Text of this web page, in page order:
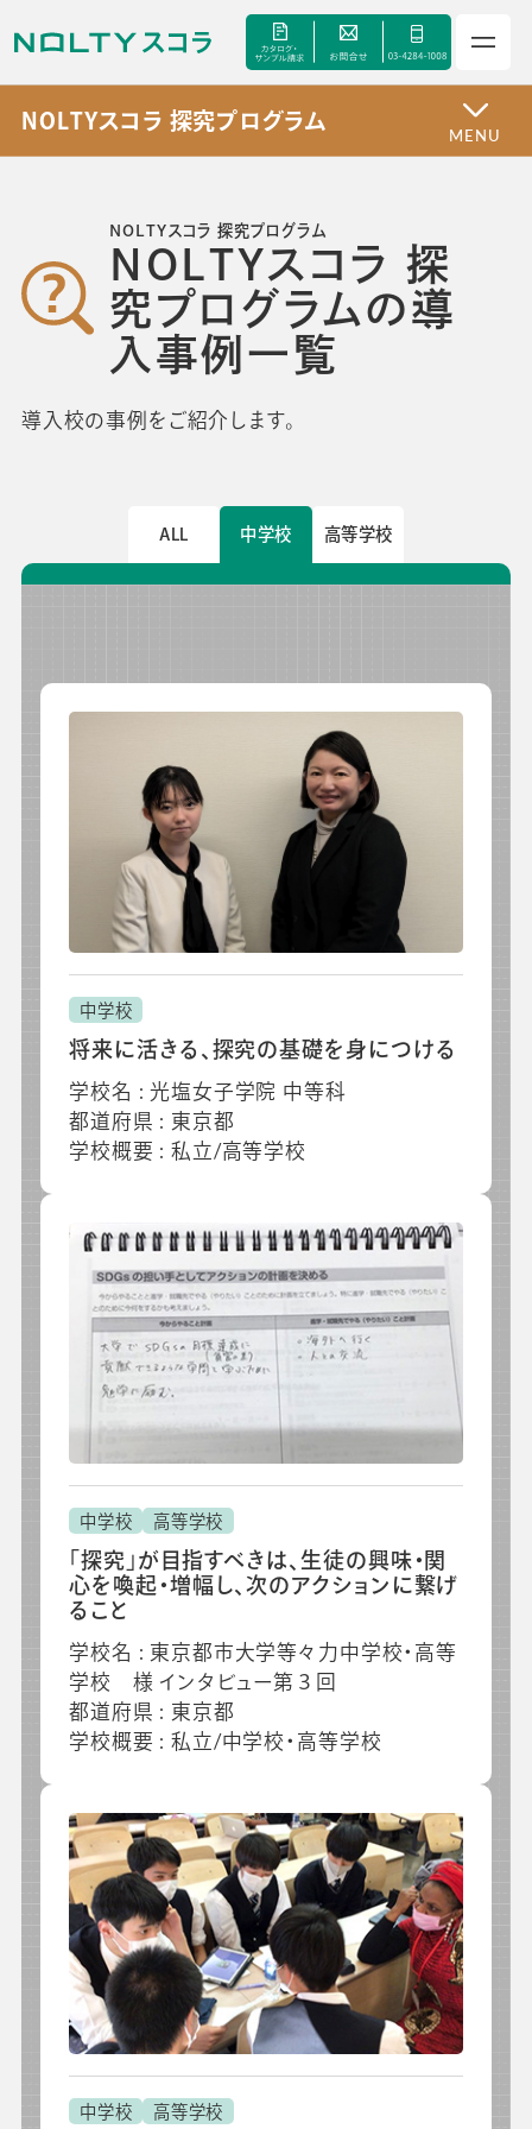
セミナー
手帳甲子園
校長・副校長インタビュー
SDGsの取組み
会社情報グループ会社プライバシーポリシー個人情報保護法利用規約
採用情報
ビジネスツール事業 企業情報
NOLTYスコラ 探究プログラム
MENU
NOLTYスコラ 探
究プログラムの導
入事例一覧
NOLTYスコラ 探究プログラム
導入校の事例をご紹介します。
ALL 中学校 高等学校
中学校
将来に活きる、探究の基礎を身につける
学校名 : 光塩女子学院 中等科
都道府県 : 東京都
学校概要 : 私立/高等学校
中学校 高等学校
「探究」が目指すべきは、生徒の興味・関
心を喚起・増幅し、次のアクションに繋げ
ること
学校名 : 東京都市大学等々力中学校・高等
学校 様 インタビュー第３回
都道府県 : 東京都
学校概要 : 私立/中学校・高等学校
中学校 高等学校